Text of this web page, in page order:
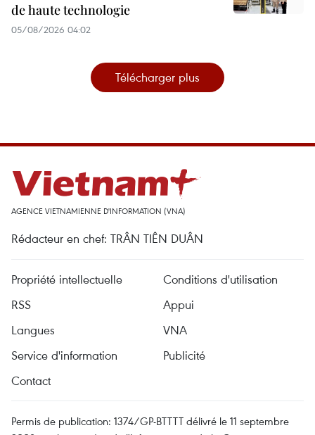
de haute technologie
05/08/2026 04:02
Télécharger plus
AGENCE VIETNAMIENNE D'INFORMATION (VNA)
Rédacteur en chef: TRÂN TIÊN DUÂN
Propriété intellectuelle
Conditions d'utilisation
RSS
Appui
Langues
VNA
Service d'information
Publicité
Contact
Permis de publication: 1374/GP-BTTTT délivré le 11 septembre